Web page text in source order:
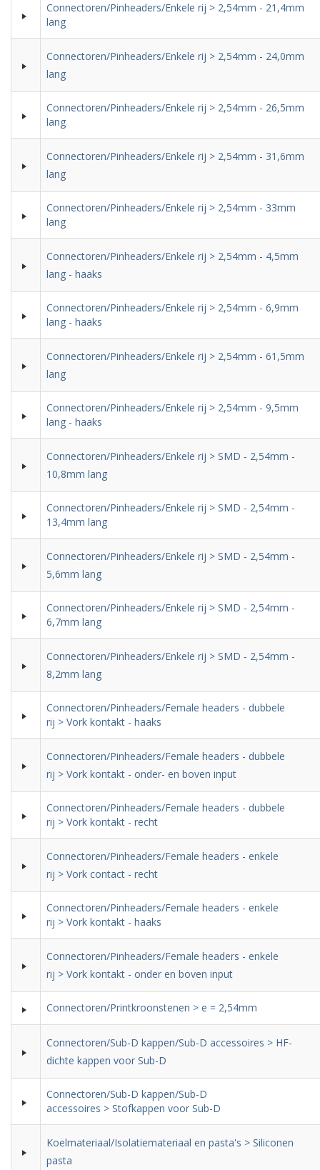
Connectoren/Pinheaders/Enkele rij > 2,54mm - 21,4mm
lang
Connectoren/Pinheaders/Enkele rij > 2,54mm - 24,0mm
lang
Connectoren/Pinheaders/Enkele rij > 2,54mm - 26,5mm
lang
Connectoren/Pinheaders/Enkele rij > 2,54mm - 31,6mm
lang
Connectoren/Pinheaders/Enkele rij > 2,54mm - 33mm
lang
Connectoren/Pinheaders/Enkele rij > 2,54mm - 4,5mm
lang - haaks
Connectoren/Pinheaders/Enkele rij > 2,54mm - 6,9mm
lang - haaks
Connectoren/Pinheaders/Enkele rij > 2,54mm - 61,5mm
lang
Connectoren/Pinheaders/Enkele rij > 2,54mm - 9,5mm
lang - haaks
Connectoren/Pinheaders/Enkele rij > SMD - 2,54mm -
10,8mm lang
Connectoren/Pinheaders/Enkele rij > SMD - 2,54mm -
13,4mm lang
Connectoren/Pinheaders/Enkele rij > SMD - 2,54mm -
5,6mm lang
Connectoren/Pinheaders/Enkele rij > SMD - 2,54mm -
6,7mm lang
Connectoren/Pinheaders/Enkele rij > SMD - 2,54mm -
8,2mm lang
Connectoren/Pinheaders/Female headers - dubbele
rij > Vork kontakt - haaks
Connectoren/Pinheaders/Female headers - dubbele
rij > Vork kontakt - onder- en boven input
Connectoren/Pinheaders/Female headers - dubbele
rij > Vork kontakt - recht
Connectoren/Pinheaders/Female headers - enkele
rij > Vork contact - recht
Connectoren/Pinheaders/Female headers - enkele
rij > Vork kontakt - haaks
Connectoren/Pinheaders/Female headers - enkele
rij > Vork kontakt - onder en boven input
Connectoren/Printkroonstenen > e = 2,54mm
Connectoren/Sub-D kappen/Sub-D accessoires > HF-
dichte kappen voor Sub-D
Connectoren/Sub-D kappen/Sub-D
accessoires > Stofkappen voor Sub-D
Koelmateriaal/Isolatiemateriaal en pasta's > Siliconen
pasta